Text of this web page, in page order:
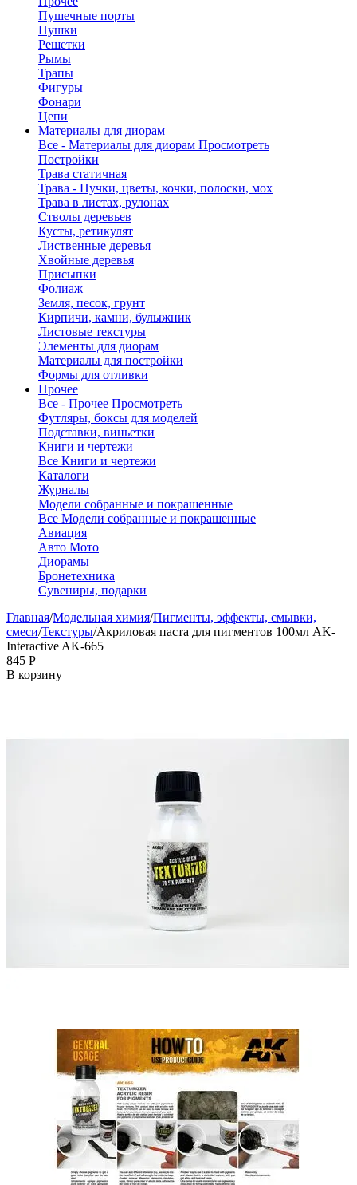
Пушечные порты
Пушки
Решетки
Рымы
Трапы
Фигуры
Фонари
Цепи
Материалы для диорам
Все - Материалы для диорам Просмотреть
Постройки
Трава статичная
Трава - Пучки, цветы, кочки, полоски, мох
Трава в листах, рулонах
Стволы деревьев
Кусты, ретикулят
Лиственные деревья
Хвойные деревья
Присыпки
Фолиаж
Земля, песок, грунт
Кирпичи, камни, булыжник
Листовые текстуры
Элементы для диорам
Материалы для постройки
Формы для отливки
Прочее
Все - Прочее Просмотреть
Футляры, боксы для моделей
Подставки, виньетки
Книги и чертежи
Все Книги и чертежи
Каталоги
Журналы
Модели собранные и покрашенные
Все Модели собранные и покрашенные
Авиация
Авто Мото
Диорамы
Бронетехника
Сувениры, подарки
Главная/Модельная химия/Пигменты, эффекты, смывки,
смеси/Текстуры/Акриловая паста для пигментов 100мл AK-
Interactive AK-665
‍845‍ Р
В корзину